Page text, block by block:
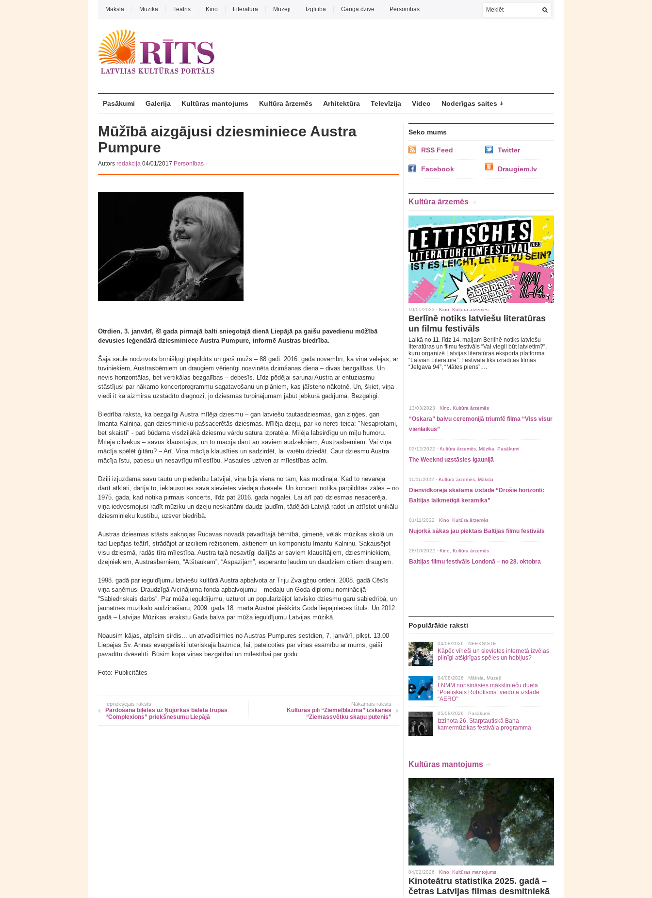
Māksla Mūzika Teātris Kino Literatūra Muzeji Izglītība Garīgā dzīve Personības
Pasākumi Galerija Kultūras mantojums Kultūra ārzemēs Arhitektūra Televīzija Video Noderīgas saites
Mūžībā aizgājusi dziesminiece Austra
Pumpure
Autors redakcija 04/01/2017 Personības ·
Otrdien, 3. janvārī, šī gada pirmajā balti sniegotajā dienā Liepājā pa gaišu pavedienu mūžībā
devusies leģendārā dziesminiece Austra Pumpure, informē Austras biedrība.
Šajā saulē nodzīvots brīnišķīgi piepildīts un garš mūžs – 88 gadi. 2016. gada novembrī, kā viņa vēlējās, ar
tuviniekiem, Austrasbērniem un draugiem vērienīgi nosvinēta dzimšanas diena – divas bezgalības. Un
nevis horizontālas, bet vertikālas bezgalības – debesīs. Līdz pēdējai sarunai Austra ar entuziasmu
stāstījusi par nākamo koncertprogrammu sagatavošanu un plāniem, kas jāīsteno nākotnē. Un, šķiet, viņa
viedi it kā aizmirsa uzstādīto diagnozi, jo dziesmas turpinājumam jābūt jebkurā gadījumā. Bezgalīgi.
Biedrība raksta, ka bezgalīgi Austra mīlēja dziesmu – gan latviešu tautasdziesmas, gan ziņģes, gan
Imanta Kalniņa, gan dziesminieku pašsacerētās dziesmas. Mīlēja dzeju, par ko nereti teica: "Nesaprotami,
bet skaisti" - pati būdama visdziļākā dziesmu vārdu satura izpratēja. Mīlēja labsirdīgu un mīļu humoru.
Mīlēja cilvēkus – savus klausītājus, un to mācīja darīt arī saviem audzēkņiem, Austrasbērniem. Vai viņa
mācīja spēlēt ģitāru? – Arī. Viņa mācīja klausīties un sadzirdēt, lai varētu dziedāt. Caur dziesmu Austra
mācīja īstu, patiesu un nesavtīgu mīlestību. Pasaules uztveri ar mīlestības acīm.
Dziļi izjuzdama savu tautu un piederību Latvijai, viņa bija viena no tām, kas modināja. Kad to nevarēja
darīt atklāti, darīja to, ieklausoties savā sievietes viedajā dvēselē. Un koncerti notika pārpildītās zālēs – no
1975. gada, kad notika pirmais koncerts, līdz pat 2016. gada nogalei. Lai arī pati dziesmas nesacerēja,
viņa iedvesmojusi radīt mūziku un dzeju neskaitāmi daudz ļaudīm, tādējādi Latvijā radot un attīstot unikālu
dziesminieku kustību, uzsver biedrībā.
Austras dziesmas stāsts sakņojas Rucavas novadā pavadītajā bērnībā, ģimenē, vēlāk mūzikas skolā un
tad Liepājas teātrī, strādājot ar izciliem režisoriem, aktieriem un komponistu Imantu Kalniņu. Sakausējot
visu dziesmā, radās tīra mīlestība. Austra tajā nesavtīgi dalījās ar saviem klausītājiem, dziesminiekiem,
dzejniekiem, Austrasbērniem, “Atštaukām”, “Aspazijām”, esperanto ļaudīm un daudziem citiem draugiem.
1998. gadā par ieguldījumu latviešu kultūrā Austra apbalvota ar Triju Zvaigžņu ordeni. 2008. gadā Cēsīs
viņa saņēmusi Draudzīgā Aicinājuma fonda apbalvojumu – medaļu un Goda diplomu nominācijā
“Sabiedriskais darbs”. Par mūža ieguldījumu, uzturot un popularizējot latvisko dziesmu garu sabiedrībā, un
jaunatnes muzikālo audzināšanu, 2009. gada 18. martā Austrai piešķirts Goda liepājnieces tituls. Un 2012.
gadā – Latvijas Mūzikas ierakstu Gada balva par mūža ieguldījumu Latvijas mūzikā.
Noausim kājas, atpīsim sirdis... un atvadīsimies no Austras Pumpures sestdien, 7. janvārī, plkst. 13.00
Liepājas Sv. Annas evaņģēliski luteriskajā baznīcā, lai, pateicoties par viņas esamību ar mums, gaiši
pavadītu dvēselīti. Būsim kopā viņas bezgalībai un mīlestībai par godu.
Foto: Publicitātes
Iepriekšējais raksts
Pārdošanā biļetes uz Ņujorkas baleta trupas
“Complexions” priekšnesumu Liepājā
Nākamais raksts
Kultūras pilī “Ziemeļblāzma” izskanēs
“Ziemassvētku skaņu putenis”
Seko mums
RSS Feed Twitter
Facebook Draugiem.lv
Kultūra ārzemēs
10/05/2023 · Kino Kultūra ārzemēs
Berlīnē notiks latviešu literatūras
un filmu festivāls
Laikā no 11. līdz 14. maijam Berlīnē notiks latviešu
literatūras un filmu festivāls “Vai viegli būt latvietim?”,
kuru organizē Latvijas literatūras eksporta platforma
“Latvian Literature”. Festivālā tiks izrādītas filmas
“Jelgava 94”, “Mātes piens”,…
13/03/2023 · Kino Kultūra ārzemēs
“Oskara” balvu ceremonijā triumfē filma “Viss visur
vienlaikus”
02/12/2022 · Kultūra ārzemēs Mūzika Pasākumi
The Weeknd uzstāsies Igaunijā
11/11/2022 · Kultūra ārzemēs Māksla
Dienvidkorejā skatāma izstāde “Drošie horizonti:
Baltijas laikmetīgā keramika”
01/11/2022 · Kino Kultūra ārzemēs
Ņujorkā sākas jau piektais Baltijas filmu festivāls
28/10/2022 · Kino Kultūra ārzemēs
Baltijas filmu festivāls Londonā – no 28. oktobra
Populārākie raksti
04/08/2026 · NEEKSISTE
Kāpēc vīrieši un sievietes internetā izvēlas
pilnīgi atšķirīgas spēles un hobijus?
04/08/2026 · Māksla Muzeji
LNMM norisināsies mākslinieču dueta
“Poētiskais Robotisms” veidota izstāde
“AERO”
05/08/2026 · Pasākumi
Izziņota 26. Starptautiskā Baha
kamermūzikas festivāla programma
Kultūras mantojums
04/02/2026 · Kino Kultūras mantojums
Kinoteātru statistika 2025. gadā –
četras Latvijas filmas desmitniekā